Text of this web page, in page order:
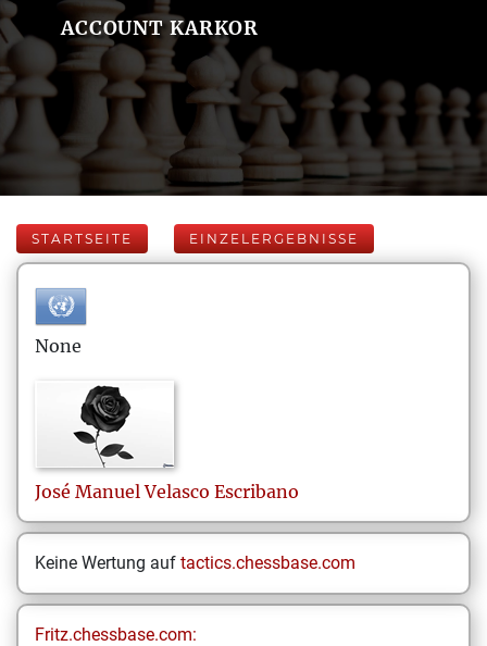
ACCOUNT KARKOR
STARTSEITE EINZELERGEBNISSE
None
José Manuel Velasco Escribano
Keine Wertung auf tactics.chessbase.com
Fritz.chessbase.com: